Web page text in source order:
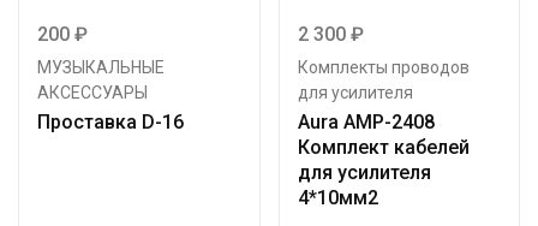
200 ₽
МУЗЫКАЛЬНЫЕ
АКСЕССУАРЫ
Проставка D-16
2 300 ₽
Комплекты проводов
для усилителя
Aura AMP-2408
Комплект кабелей
для усилителя
4*10мм2